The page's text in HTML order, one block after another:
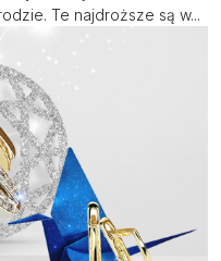
Te najdroższe są w...